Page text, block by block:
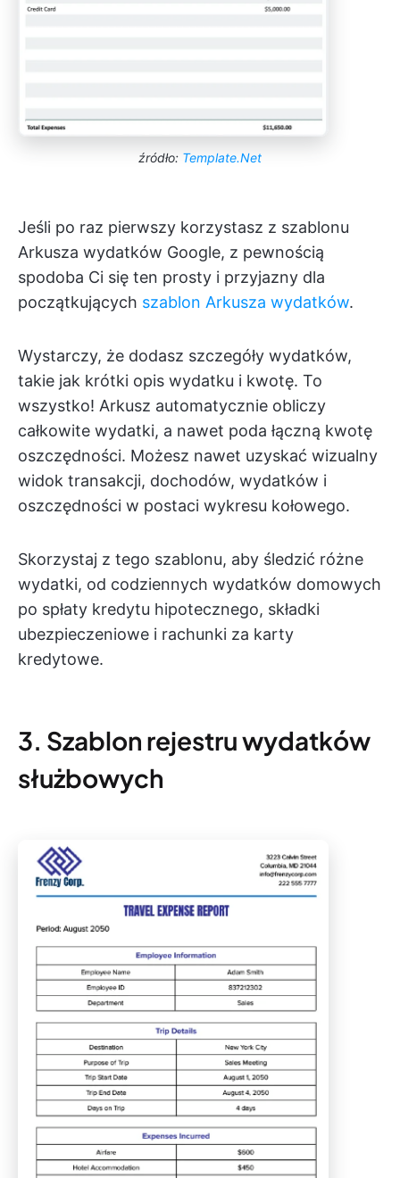
źródło: Template.Net
Jeśli po raz pierwszy korzystasz z szablonu
Arkusza wydatków Google, z pewnością
spodoba Ci się ten prosty i przyjazny dla
początkujących szablon Arkusza wydatków.
Wystarczy, że dodasz szczegóły wydatków,
takie jak krótki opis wydatku i kwotę. To
wszystko! Arkusz automatycznie obliczy
całkowite wydatki, a nawet poda łączną kwotę
oszczędności. Możesz nawet uzyskać wizualny
widok transakcji, dochodów, wydatków i
oszczędności w postaci wykresu kołowego.
Skorzystaj z tego szablonu, aby śledzić różne
wydatki, od codziennych wydatków domowych
po spłaty kredytu hipotecznego, składki
ubezpieczeniowe i rachunki za karty
kredytowe.
3. Szablon rejestru wydatków
służbowych